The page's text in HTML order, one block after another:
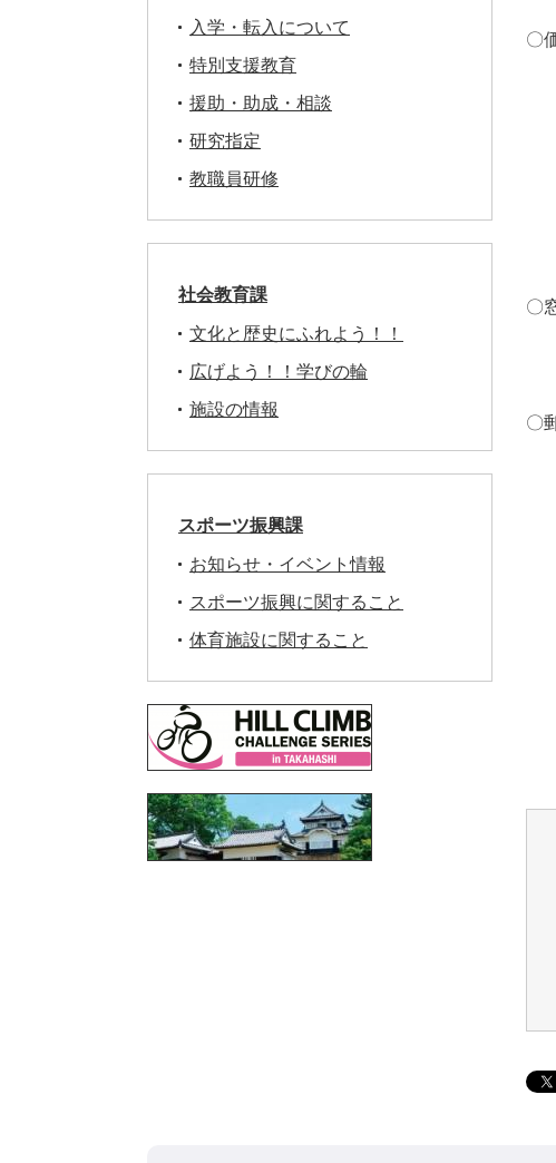
〇
〇
〇
※
入学・転入について
特別支援教育
援助・助成・相談
研究指定
教職員研修
社会教育課
文化と歴史にふれよう！！
広げよう！！学びの輪
施設の情報
スポーツ振興課
お知らせ・イベント情報
スポーツ振興に関すること
体育施設に関すること